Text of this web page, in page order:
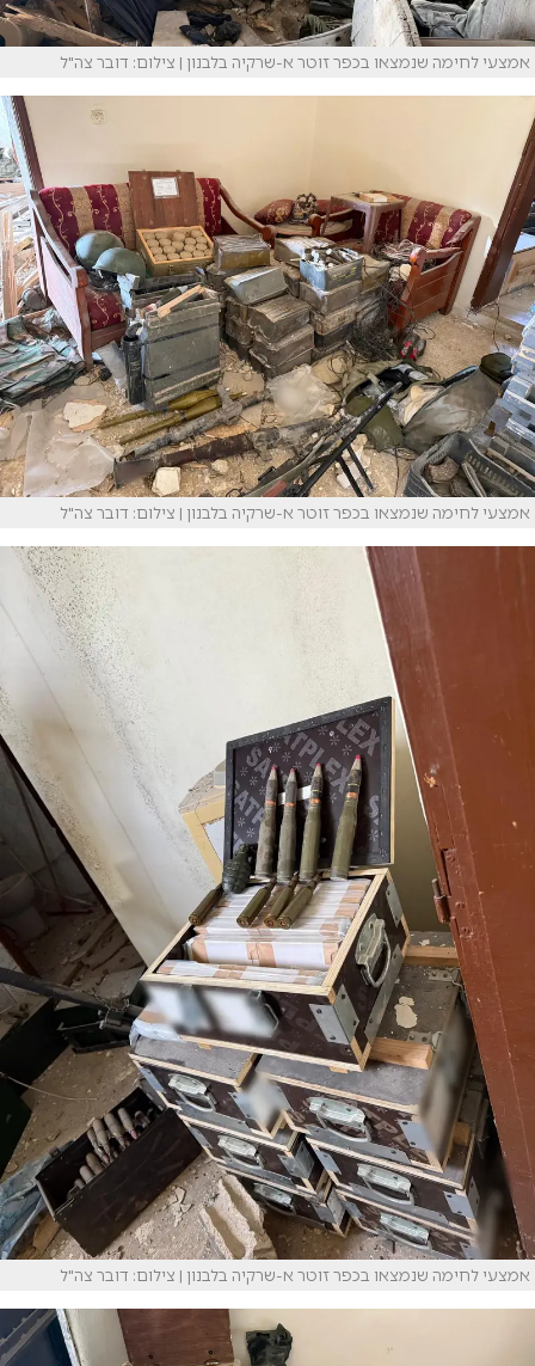
אמצעי לחימה שנמצאו בכפר זוטר א-שרקיה בלבנון | צילום: דובר צה"ל
אמצעי לחימה שנמצאו בכפר זוטר א-שרקיה בלבנון | צילום: דובר צה"ל
אמצעי לחימה שנמצאו בכפר זוטר א-שרקיה בלבנון | צילום: דובר צה"ל